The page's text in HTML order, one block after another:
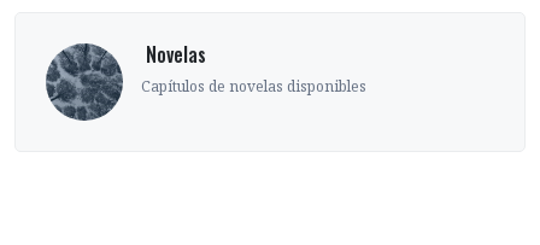
‎ Novelas
Capítulos de novelas disponibles